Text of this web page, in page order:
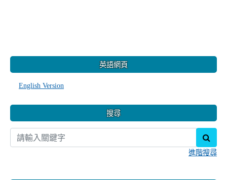
英語網頁
English Version
搜尋
進階搜尋